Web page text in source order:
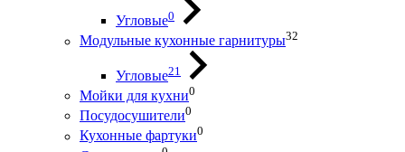
Угловые0
Модульные кухонные гарнитуры32
Угловые21
Мойки для кухни0
Посудосушители0
Кухонные фартуки0